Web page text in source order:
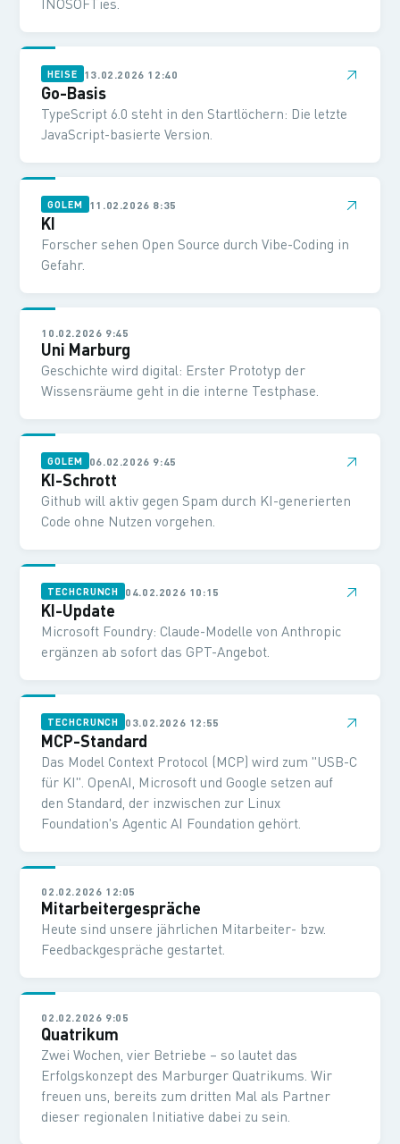
INOSOFTies.
HEISE 13.02.2026 12:40 ↗
Go-Basis
TypeScript 6.0 steht in den Startlöchern: Die letzte
JavaScript-basierte Version.
GOLEM 11.02.2026 8:35 ↗
KI
Forscher sehen Open Source durch Vibe-Coding in
Gefahr.
10.02.2026 9:45
Uni Marburg
Geschichte wird digital: Erster Prototyp der
Wissensräume geht in die interne Testphase.
GOLEM 06.02.2026 9:45 ↗
KI-Schrott
Github will aktiv gegen Spam durch KI-generierten
Code ohne Nutzen vorgehen.
TECHCRUNCH 04.02.2026 10:15 ↗
KI-Update
Microsoft Foundry: Claude-Modelle von Anthropic
ergänzen ab sofort das GPT-Angebot.
TECHCRUNCH 03.02.2026 12:55 ↗
MCP-Standard
Das Model Context Protocol (MCP) wird zum "USB-C
für KI". OpenAI, Microsoft und Google setzen auf
den Standard, der inzwischen zur Linux
Foundation's Agentic AI Foundation gehört.
02.02.2026 12:05
Mitarbeitergespräche
Heute sind unsere jährlichen Mitarbeiter- bzw.
Feedbackgespräche gestartet.
02.02.2026 9:05
Quatrikum
Zwei Wochen, vier Betriebe – so lautet das
Erfolgskonzept des Marburger Quatrikums. Wir
freuen uns, bereits zum dritten Mal als Partner
dieser regionalen Initiative dabei zu sein.